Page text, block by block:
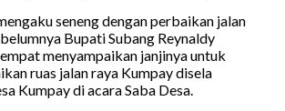
seneng dengan perbaikan jalan
Bupati Subang Reynaldy
menyampaikan janjinya untuk
ruas jalan raya Kumpay disela
Kumpay di acara Saba Desa.